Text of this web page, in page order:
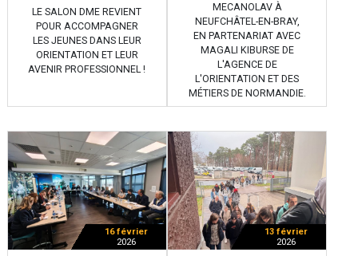
LE SALON DME REVIENT
POUR ACCOMPAGNER
LES JEUNES DANS LEUR
ORIENTATION ET LEUR
AVENIR PROFESSIONNEL !
MECANOLAV À
NEUFCHÂTEL-EN-BRAY,
EN PARTENARIAT AVEC
MAGALI KIBURSE DE
L'AGENCE DE
L'ORIENTATION ET DES
MÉTIERS DE NORMANDIE.
16 février
2026
13 février
2026